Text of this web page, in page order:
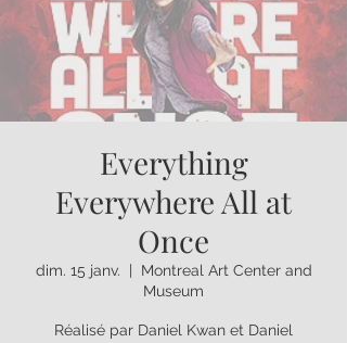
Everything
Everywhere All at
Once
dim. 15 janv.
Montreal Art Center and
Museum
Réalisé par Daniel Kwan et Daniel